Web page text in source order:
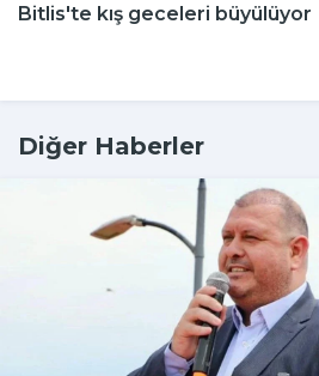
Bitlis'te kış geceleri büyülüyor
Diğer Haberler